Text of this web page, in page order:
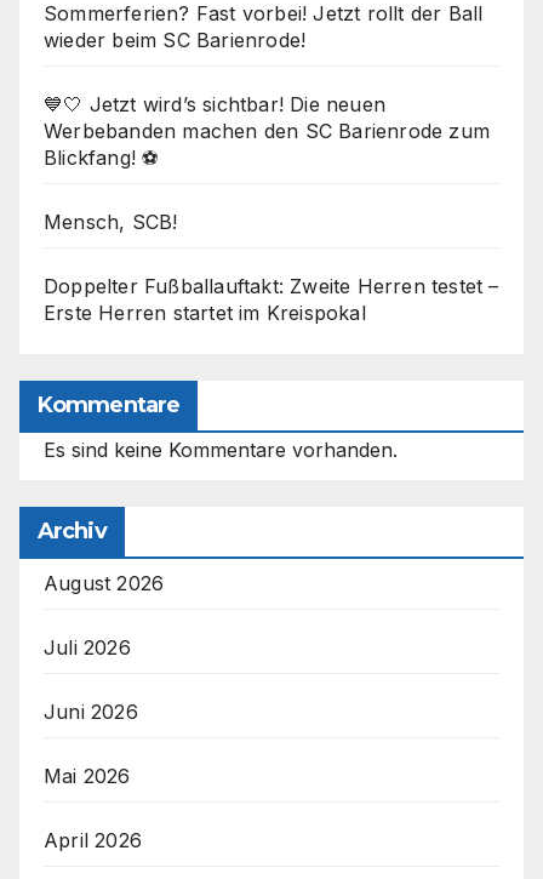
Sommerferien? Fast vorbei! Jetzt rollt der Ball
wieder beim SC Barienrode!
💙🤍 Jetzt wird’s sichtbar! Die neuen
Werbebanden machen den SC Barienrode zum
Blickfang! ⚽
Mensch, SCB!
Doppelter Fußballauftakt: Zweite Herren testet –
Erste Herren startet im Kreispokal
Kommentare
Es sind keine Kommentare vorhanden.
Archiv
August 2026
Juli 2026
Juni 2026
Mai 2026
April 2026